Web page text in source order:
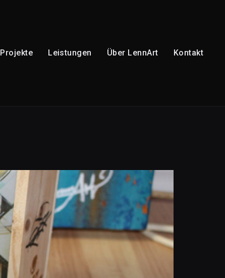
Projekte Leistungen Über LennArt Kontakt